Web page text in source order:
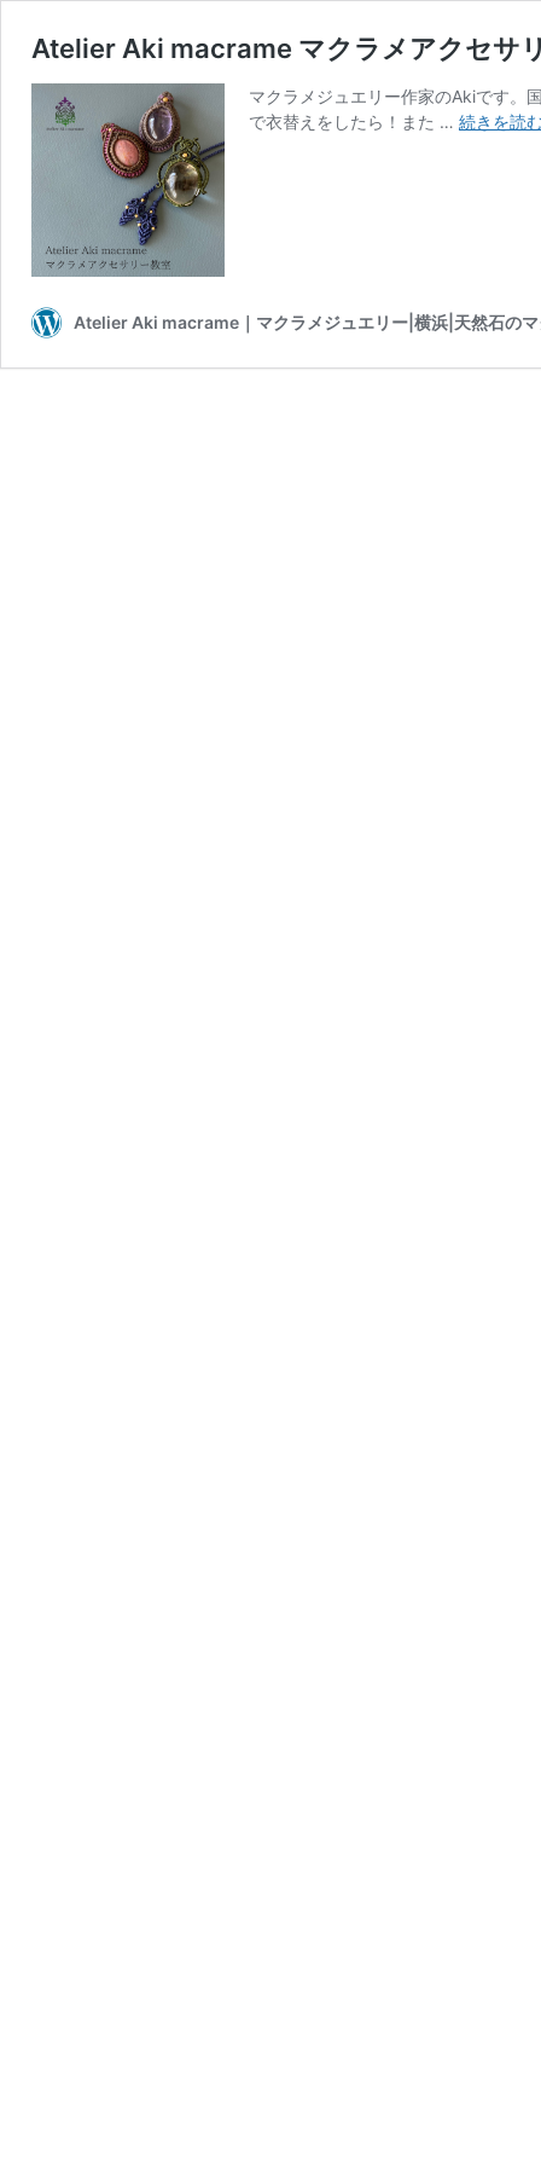
Atelier Aki macrame マクラメアクセサ
マクラメジュエリー作家のAkiです。
で衣替えをしたら！また … 続きを読
Atelier Aki macrame｜マクラメジュエリー|横浜|天然石の